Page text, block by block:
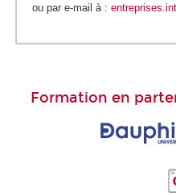
ou par e-mail à :
Formation en